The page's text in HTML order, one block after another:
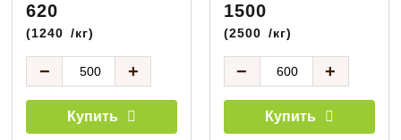
620
(1240 /кг)
− +
Купить
1500
(2500 /кг)
− +
Купить